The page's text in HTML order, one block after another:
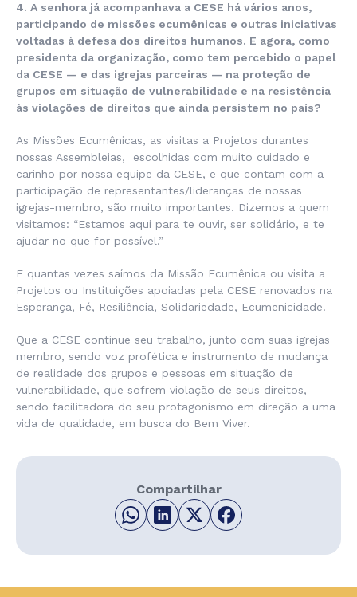
4. A senhora já acompanhava a CESE há vários anos,
participando de missões ecumênicas e outras iniciativas
voltadas à defesa dos direitos humanos. E agora, como
presidenta da organização, como tem percebido o papel
da CESE — e das igrejas parceiras — na proteção de
grupos em situação de vulnerabilidade e na resistência
às violações de direitos que ainda persistem no país?
As Missões Ecumênicas, as visitas a Projetos durantes
nossas Assembleias, escolhidas com muito cuidado e
carinho por nossa equipe da CESE, e que contam com a
participação de representantes/lideranças de nossas
igrejas-membro, são muito importantes. Dizemos a quem
visitamos: “Estamos aqui para te ouvir, ser solidário, e te
ajudar no que for possível.”
E quantas vezes saímos da Missão Ecumênica ou visita a
Projetos ou Instituições apoiadas pela CESE renovados na
Esperança, Fé, Resiliência, Solidariedade, Ecumenicidade!
Que a CESE continue seu trabalho, junto com suas igrejas
membro, sendo voz profética e instrumento de mudança
de realidade dos grupos e pessoas em situação de
vulnerabilidade, que sofrem violação de seus direitos,
sendo facilitadora do seu protagonismo em direção a uma
vida de qualidade, em busca do Bem Viver.
Compartilhar